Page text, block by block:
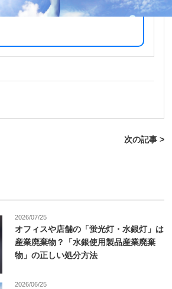
次の記事 >
2026/07/25
オフィスや店舗の「蛍光灯・水銀灯」は
産業廃棄物？「水銀使用製品産業廃棄
物」の正しい処分方法
2026/06/25